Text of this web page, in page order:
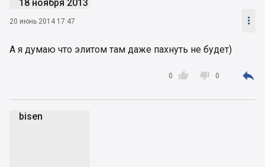
18 ноября 2013
20 июнь 2014 17:47 
А я думаю что элитом там даже пахнуть не будет)

0  0 
bisen